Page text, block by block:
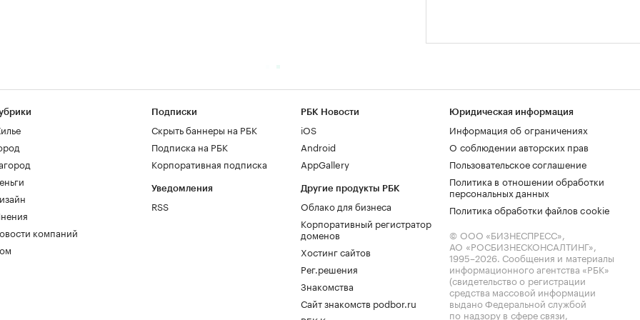
компаний
Подписки
Скрыть баннеры на РБК
Подписка на РБК
Корпоративная подписка
Уведомления
RSS
РБК Новости
iOS
Android
AppGallery
Другие продукты РБК
Облако для бизнеса
Корпоративный регистратор
доменов
Хостинг сайтов
Рег.решения
Знакомства
Сайт знакомств podbor.ru
Юридическая информация
Информация об ограничениях
О соблюдении авторских прав
Пользовательское соглашение
Политика в отношении обработки
персональных данных
Политика обработки файлов cookie
© ООО «БИЗНЕСПРЕСС»,
АО «РОСБИЗНЕСКОНСАЛТИНГ»,
1995–2026. Сообщения и материалы
информационного агентства «РБК»
(свидетельство о регистрации
средства массовой информации
выдано Федеральной службой
по надзору в сфере связи,